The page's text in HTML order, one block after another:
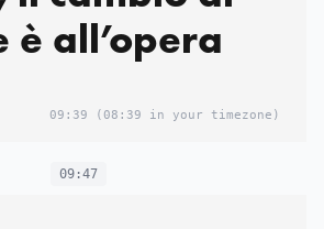
è all’opera
09:39 (08:39 in your timezone)
09:47